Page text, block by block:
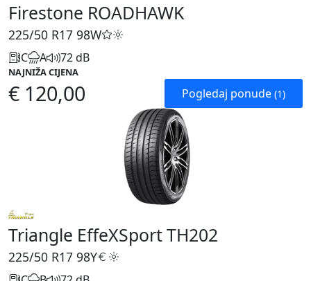
Firestone ROADHAWK
225/50 R17 98W
C A 72 dB
NAJNIŽA CIJENA
€ 120,00 Pogledaj ponude (1)
Triangle EffeXSport TH202
225/50 R17 98Y